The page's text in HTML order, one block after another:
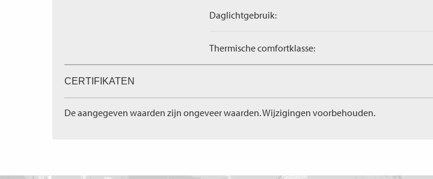
Daglichtgebruik:
Thermische comfortklasse:
CERTIFIKATEN
De aangegeven waarden zijn ongeveer waarden. Wijzigingen voorbehouden.